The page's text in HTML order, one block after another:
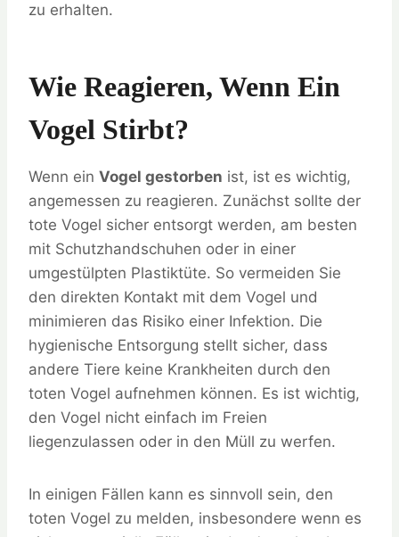
zu erhalten.
Wie Reagieren, Wenn Ein
Vogel Stirbt?
Wenn ein Vogel gestorben ist, ist es wichtig,
angemessen zu reagieren. Zunächst sollte der
tote Vogel sicher entsorgt werden, am besten
mit Schutzhandschuhen oder in einer
umgestülpten Plastiktüte. So vermeiden Sie
den direkten Kontakt mit dem Vogel und
minimieren das Risiko einer Infektion. Die
hygienische Entsorgung stellt sicher, dass
andere Tiere keine Krankheiten durch den
toten Vogel aufnehmen können. Es ist wichtig,
den Vogel nicht einfach im Freien
liegenzulassen oder in den Müll zu werfen.
In einigen Fällen kann es sinnvoll sein, den
toten Vogel zu melden, insbesondere wenn es